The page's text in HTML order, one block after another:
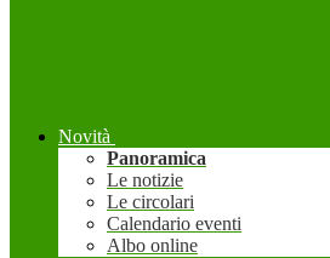
Novità
Panoramica
Le notizie
Le circolari
Calendario eventi
Albo online